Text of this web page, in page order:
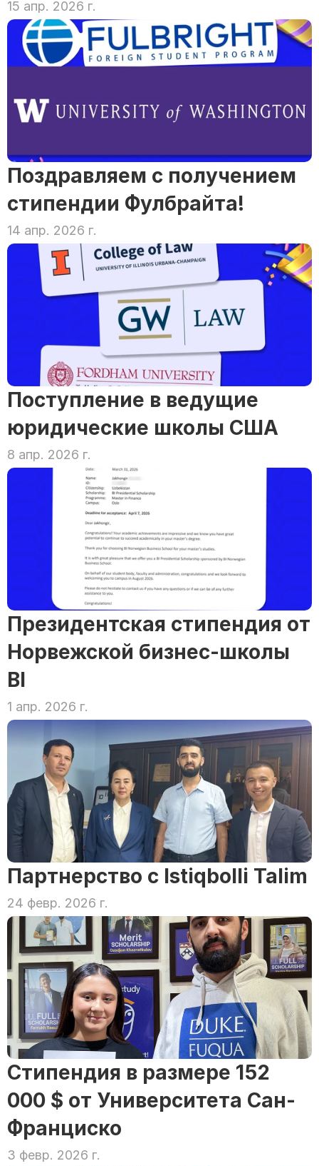
15 апр. 2026 г.
Поздравляем с получением
стипендии Фулбрайта!
14 апр. 2026 г.
Поступление в ведущие
юридические школы США
8 апр. 2026 г.
Президентская стипендия от
Норвежской бизнес-школы
BI
1 апр. 2026 г.
Партнерство с Istiqbolli Talim
24 февр. 2026 г.
Стипендия в размере 152
000 $ от Университета Сан-
Франциско
3 февр. 2026 г.